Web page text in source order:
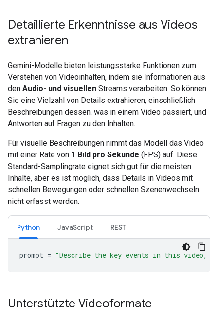
Detaillierte Erkenntnisse aus Videos
extrahieren
Gemini-Modelle bieten leistungsstarke Funktionen zum
Verstehen von Videoinhalten, indem sie Informationen aus
den Audio- und visuellen Streams verarbeiten. So können
Sie eine Vielzahl von Details extrahieren, einschließlich
Beschreibungen dessen, was in einem Video passiert, und
Antworten auf Fragen zu den Inhalten.
Für visuelle Beschreibungen nimmt das Modell das Video
mit einer Rate von 1 Bild pro Sekunde (FPS) auf. Diese
Standard-Samplingrate eignet sich gut für die meisten
Inhalte, aber es ist möglich, dass Details in Videos mit
schnellen Bewegungen oder schnellen Szenenwechseln
nicht erfasst werden.
Python JavaScript REST
prompt = "Describe the key events in this video,
Unterstützte Videoformate